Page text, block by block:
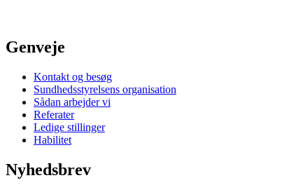
Genveje
Kontakt og besøg
Sundhedsstyrelsens organisation
Sådan arbejder vi
Referater
Ledige stillinger
Habilitet
Nyhedsbrev